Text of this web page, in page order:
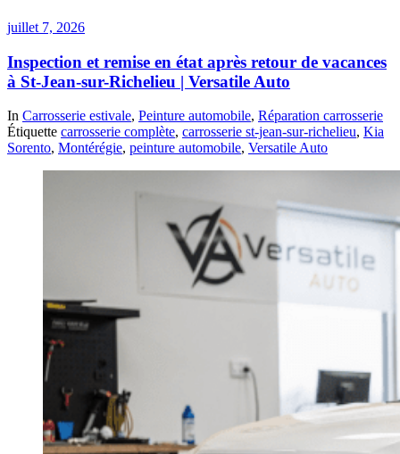
juillet 7, 2026
Inspection et remise en état après retour de vacances
à St-Jean-sur-Richelieu | Versatile Auto
In Carrosserie estivale, Peinture automobile, Réparation carrosserie
Étiquette carrosserie complète, carrosserie st-jean-sur-richelieu, Kia
Sorento, Montérégie, peinture automobile, Versatile Auto